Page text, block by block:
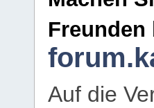
Freunden
Auf die